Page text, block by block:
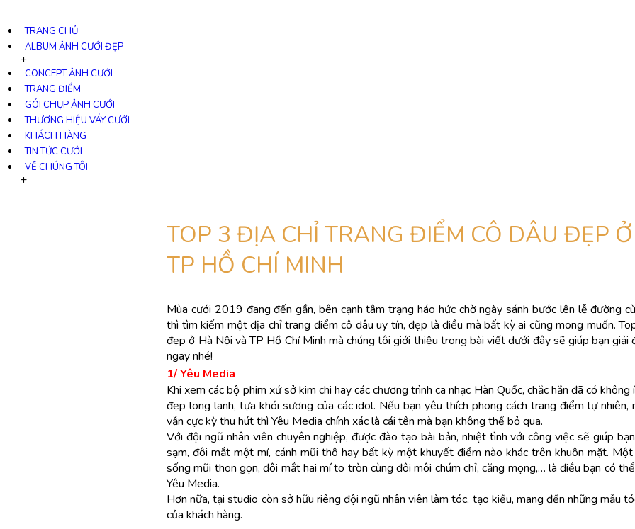
TRANG CHỦ
ALBUM ẢNH CƯỚI ĐẸP
+
CONCEPT ẢNH CƯỚI
TRANG ĐIỂM
GÓI CHỤP ẢNH CƯỚI
THƯƠNG HIỆU VÁY CƯỚI
KHÁCH HÀNG
TIN TỨC CƯỚI
VỀ CHÚNG TÔI
+
/
Tin tức/
Trang điểm cô dâu
Top 3 địa chỉ trang điểm cô dâu đẹp ở Hà Nội và TP Hồ Chí Minh
TOP 3 ĐỊA CHỈ TRANG ĐIỂM CÔ DÂU ĐẸP
TP HỒ CHÍ MINH
Mùa cưới 2019 đang đến gần, bên cạnh tâm trạng háo hức chờ ngày sánh bước lên lễ đường
thì tìm kiếm một địa chỉ trang điểm cô dâu uy tín, đẹp là điều mà bất kỳ ai cũng mong muốn.
đẹp ở Hà Nội và TP Hồ Chí Minh mà chúng tôi giới thiệu trong bài viết dưới đây sẽ giúp bạn giải
ngay nhé!
1/ Yêu Media
Khi xem các bộ phim xứ sở kim chi hay các chương trình ca nhạc Hàn Quốc, chắc hẳn đã có
đẹp long lanh, tựa khói sương của các idol. Nếu bạn yêu thích phong cách trang điểm tự
vẫn cực kỳ thu hút thì Yêu Media chính xác là cái tên mà bạn không thể bỏ qua.
Với đội ngũ nhân viên chuyên nghiệp, được đào tạo bài bản, nhiệt tình với công việc sẽ giúp
sạm, đôi mắt một mí, cánh mũi thô hay bất kỳ một khuyết điểm nào khác trên khuôn mặt.
sống mũi thon gọn, đôi mắt hai mí to tròn cùng đôi môi chúm chỉ, căng mọng,… là điều bạn có
Yêu Media.
Hơn nữa, tại studio còn sở hữu riêng đội ngũ nhân viên làm tóc, tạo kiểu, mang đến những mẫu
của khách hàng.